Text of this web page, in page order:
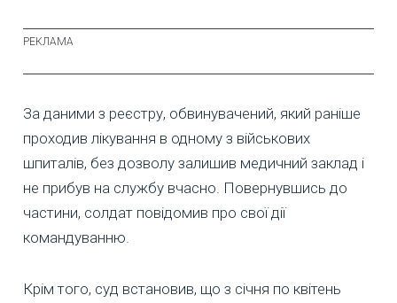
За даними з реєстру, обвинувачений, який раніше
проходив лікування в одному з військових
шпиталів, без дозволу залишив медичний заклад і
не прибув на службу вчасно. Повернувшись до
частини, солдат повідомив про свої дії
командуванню.
Крім того, суд встановив, що з січня по квітень